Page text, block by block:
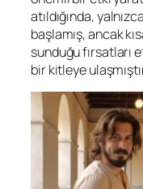
atıldığında,
başlamış, ancak
sunduğu fırsatları
bir kitleye